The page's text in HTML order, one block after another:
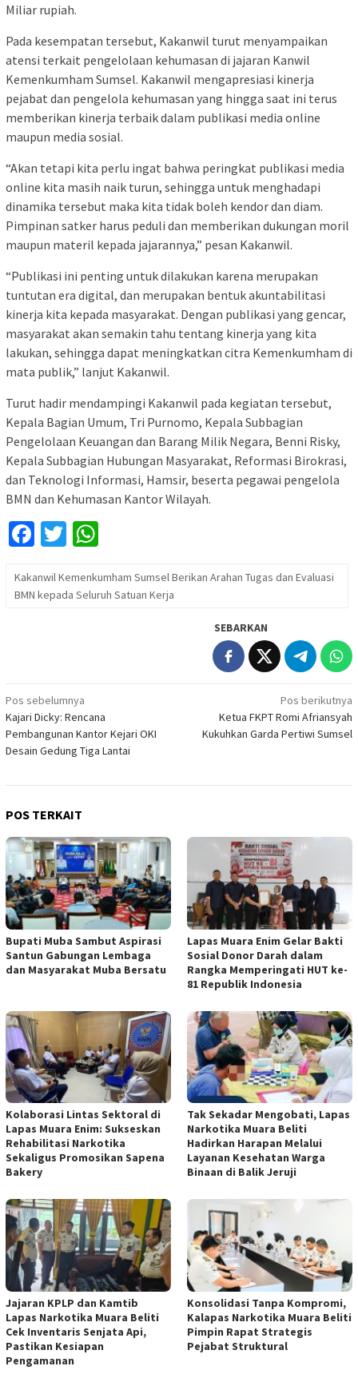
Miliar rupiah.
Pada kesempatan tersebut, Kakanwil turut menyampaikan
atensi terkait pengelolaan kehumasan di jajaran Kanwil
Kemenkumham Sumsel. Kakanwil mengapresiasi kinerja
pejabat dan pengelola kehumasan yang hingga saat ini terus
memberikan kinerja terbaik dalam publikasi media online
maupun media sosial.
“Akan tetapi kita perlu ingat bahwa peringkat publikasi media
online kita masih naik turun, sehingga untuk menghadapi
dinamika tersebut maka kita tidak boleh kendor dan diam.
Pimpinan satker harus peduli dan memberikan dukungan moril
maupun materil kepada jajarannya,” pesan Kakanwil.
“Publikasi ini penting untuk dilakukan karena merupakan
tuntutan era digital, dan merupakan bentuk akuntabilitasi
kinerja kita kepada masyarakat. Dengan publikasi yang gencar,
masyarakat akan semakin tahu tentang kinerja yang kita
lakukan, sehingga dapat meningkatkan citra Kemenkumham di
mata publik,” lanjut Kakanwil.
Turut hadir mendampingi Kakanwil pada kegiatan tersebut,
Kepala Bagian Umum, Tri Purnomo, Kepala Subbagian
Pengelolaan Keuangan dan Barang Milik Negara, Benni Risky,
Kepala Subbagian Hubungan Masyarakat, Reformasi Birokrasi,
dan Teknologi Informasi, Hamsir, beserta pegawai pengelola
BMN dan Kehumasan Kantor Wilayah.
Facebook
Twitter
Kakanwil Kemenkumham Sumsel Berikan Arahan Tugas dan Evaluasi
BMN kepada Seluruh Satuan Kerja
SEBARKAN
Navigasi
pos
Pos sebelumnya
Kajari Dicky: Rencana
Pembangunan Kantor Kejari OKI
Desain Gedung Tiga Lantai
Pos berikutnya
Ketua FKPT Romi Afriansyah
Kukuhkan Garda Pertiwi Sumsel
POS TERKAIT
Bupati Muba Sambut Aspirasi
Santun Gabungan Lembaga
dan Masyarakat Muba Bersatu
Lapas Muara Enim Gelar Bakti
Sosial Donor Darah dalam
Rangka Memperingati HUT ke-
81 Republik Indonesia
Kolaborasi Lintas Sektoral di
Lapas Muara Enim: Sukseskan
Rehabilitasi Narkotika
Sekaligus Promosikan Sapena
Bakery
Tak Sekadar Mengobati, Lapas
Narkotika Muara Beliti
Hadirkan Harapan Melalui
Layanan Kesehatan Warga
Binaan di Balik Jeruji
Jajaran KPLP dan Kamtib
Lapas Narkotika Muara Beliti
Cek Inventaris Senjata Api,
Pastikan Kesiapan
Pengamanan
Konsolidasi Tanpa Kompromi,
Kalapas Narkotika Muara Beliti
Pimpin Rapat Strategis
Pejabat Struktural